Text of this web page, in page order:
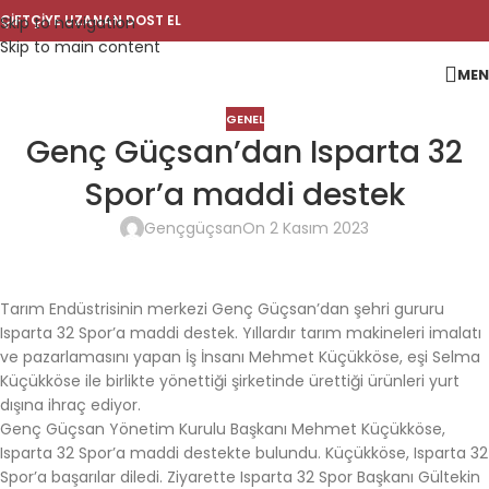
Skip to navigation
Skip to main content
ÇİFTÇİYE UZANAN DOST EL
GENEL
Genç Güçsan’dan Isparta 32
Spor’a maddi destek
GençgüçsanOn 2 Kasım 2023
Tarım Endüstrisinin merkezi Genç Güçsan’dan şehri gururu
Isparta 32 Spor’a maddi destek. Yıllardır tarım makineleri imalatı
ve pazarlamasını yapan İş İnsanı Mehmet Küçükköse, eşi Selma
Küçükköse ile birlikte yönettiği şirketinde ürettiği ürünleri yurt
dışına ihraç ediyor.
Genç Güçsan Yönetim Kurulu Başkanı Mehmet Küçükköse,
Isparta 32 Spor’a maddi destekte bulundu. Küçükköse, Isparta 32
Spor’a başarılar diledi. Ziyarette Isparta 32 Spor Başkanı Gültekin